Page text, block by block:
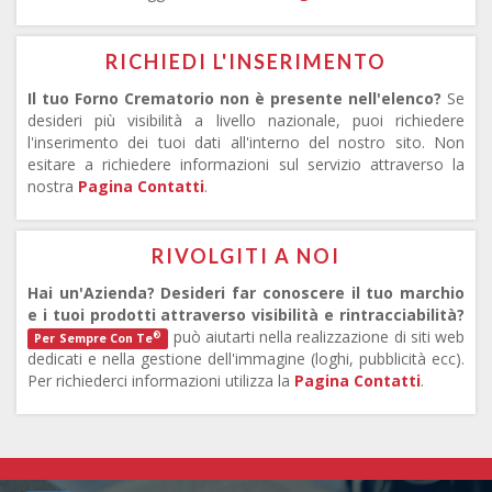
RICHIEDI L'INSERIMENTO
Il tuo Forno Crematorio non è presente nell'elenco? Se
desideri più visibilità a livello nazionale, puoi richiedere
l'inserimento dei tuoi dati all'interno del nostro sito. Non
esitare a richiedere informazioni sul servizio attraverso la
nostra Pagina Contatti.
RIVOLGITI A NOI
Hai un'Azienda? Desideri far conoscere il tuo marchio
e i tuoi prodotti attraverso visibilità e rintracciabilità?
Per Sempre Con Te®
può aiutarti nella realizzazione di siti web
dedicati e nella gestione dell'immagine (loghi, pubblicità ecc).
Per richiederci informazioni utilizza la Pagina Contatti.